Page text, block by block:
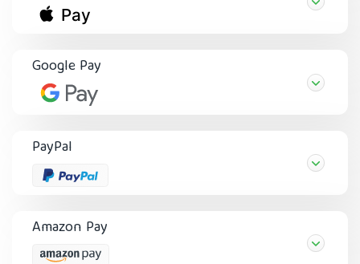
Google Pay
PayPal
Amazon Pay